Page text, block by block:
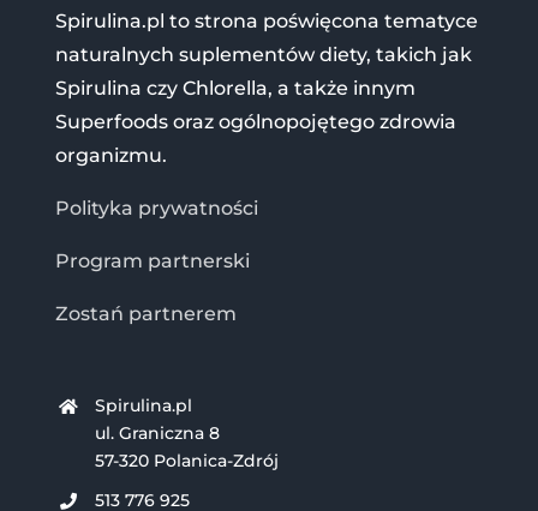
Spirulina.pl to strona poświęcona tematyce
naturalnych suplementów diety, takich jak
Spirulina czy Chlorella, a także innym
Superfoods oraz ogólnopojętego zdrowia
organizmu.
Polityka prywatności
Program partnerski
Zostań partnerem
Spirulina.pl
ul. Graniczna 8
57-320 Polanica-Zdrój
513 776 925